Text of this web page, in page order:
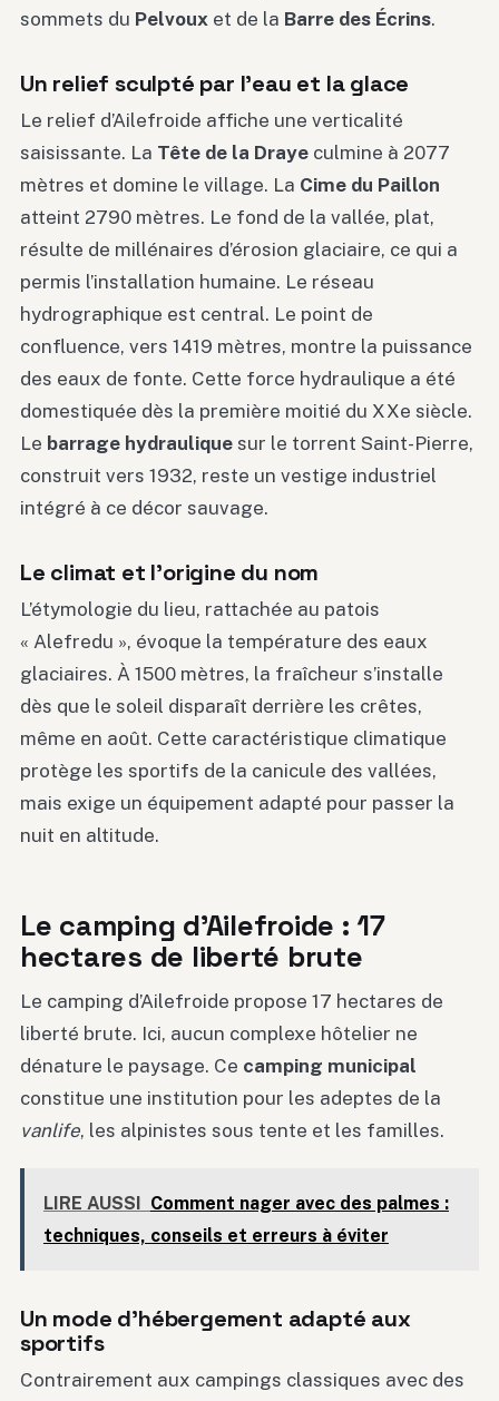
sommets du Pelvoux et de la Barre des Écrins.
Un relief sculpté par l’eau et la glace
Le relief d’Ailefroide affiche une verticalité
saisissante. La Tête de la Draye culmine à 2077
mètres et domine le village. La Cime du Paillon
atteint 2790 mètres. Le fond de la vallée, plat,
résulte de millénaires d’érosion glaciaire, ce qui a
permis l’installation humaine. Le réseau
hydrographique est central. Le point de
confluence, vers 1419 mètres, montre la puissance
des eaux de fonte. Cette force hydraulique a été
domestiquée dès la première moitié du XXe siècle.
Le barrage hydraulique sur le torrent Saint-Pierre,
construit vers 1932, reste un vestige industriel
intégré à ce décor sauvage.
Le climat et l’origine du nom
L’étymologie du lieu, rattachée au patois
« Alefredu », évoque la température des eaux
glaciaires. À 1500 mètres, la fraîcheur s’installe
dès que le soleil disparaît derrière les crêtes,
même en août. Cette caractéristique climatique
protège les sportifs de la canicule des vallées,
mais exige un équipement adapté pour passer la
nuit en altitude.
Le camping d’Ailefroide : 17
hectares de liberté brute
Le camping d’Ailefroide propose 17 hectares de
liberté brute. Ici, aucun complexe hôtelier ne
dénature le paysage. Ce camping municipal
constitue une institution pour les adeptes de la
vanlife, les alpinistes sous tente et les familles.
LIRE AUSSI Comment nager avec des palmes :
techniques, conseils et erreurs à éviter
Un mode d’hébergement adapté aux
sportifs
Contrairement aux campings classiques avec des